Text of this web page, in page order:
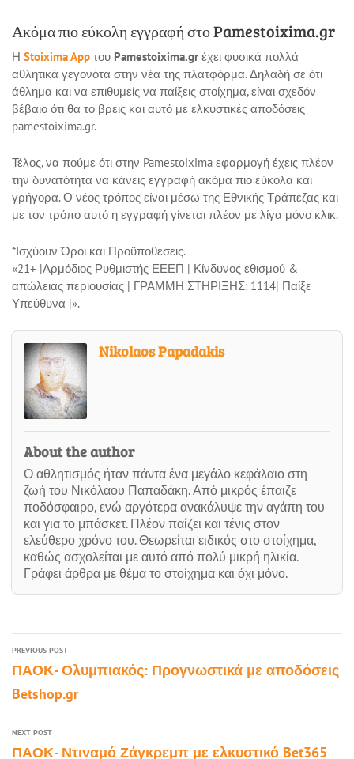
Ακόμα πιο εύκολη εγγραφή στο Pamestoixima.gr
Η Stoixima App του Pamestoixima.grέχει φυσικά πολλά
αθλητικά γεγονότα στην νέα της πλατφόρμα. Δηλαδή σε ότι
άθλημα και να επιθυμείς να παίξεις στοίχημα, είναι σχεδόν
βέβαιο ότι θα το βρεις και αυτό με ελκυστικές αποδόσεις
pamestoixima.gr.
Τέλος, να πούμε ότι στην Pamestoixima εφαρμογή έχεις πλέον
την δυνατότητα να κάνεις εγγραφή ακόμα πιο εύκολα και
γρήγορα. Ο νέος τρόπος είναι μέσω της Εθνικής Τράπεζας και
με τον τρόπο αυτό η εγγραφή γίνεται πλέον με λίγα μόνο κλικ.
*Ισχύουν Όροι και Προϋποθέσεις.
«21+ |Αρμόδιος Ρυθμιστής ΕΕΕΠ | Κίνδυνος εθισμού &
απώλειας περιουσίας | ΓΡΑΜΜΗ ΣΤΗΡΙΞΗΣ: 1114| Παίξε
Υπεύθυνα |».
Nikolaos Papadakis
About the author
Ο αθλητισμός ήταν πάντα ένα μεγάλο κεφάλαιο στη
ζωή του Νικόλαου Παπαδάκη. Από μικρός έπαιζε
ποδόσφαιρο, ενώ αργότερα ανακάλυψε την αγάπη του
και για το μπάσκετ. Πλέον παίζει και τένις στον
ελεύθερο χρόνο του. Θεωρείται ειδικός στο στοίχημα,
καθώς ασχολείται με αυτό από πολύ μικρή ηλικία.
Γράφει άρθρα με θέμα το στοίχημα και όχι μόνο.
PREVIOUS POST
ΠΑΟΚ- Ολυμπιακός: Προγνωστικά με αποδόσεις
Betshop.gr
NEXT POST
ΠΑΟΚ- Ντιναμό Ζάγκρεμπ με ελκυστικό Bet365